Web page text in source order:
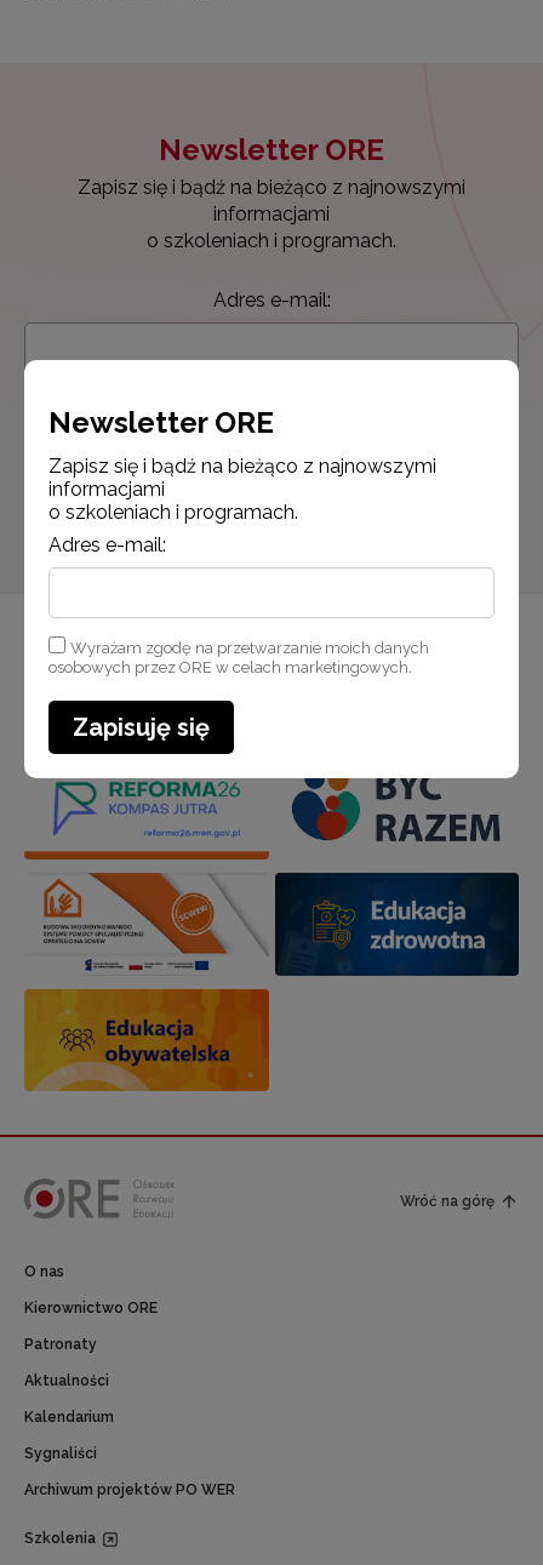
Newsletter ORE
Zapisz się i bądź na bieżąco z najnowszymi
informacjami
o szkoleniach i programach.
Adres e-mail:
przez ORE w celach marketingowych.
Wróć na górę
O nas
Kierownictwo ORE
Patronaty
Aktualności
Kalendarium
Sygnaliści
Archiwum projektów PO WER
Szkolenia
Newsletter ORE
Zapisz się i bądź na bieżąco z najnowszymi
informacjami
o szkoleniach i programach.
Adres e-mail:
Wyrażam zgodę na przetwarzanie moich danych
osobowych przez ORE w celach marketingowych.
Zapisuję się